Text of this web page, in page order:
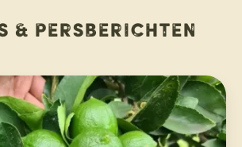
& persberichten